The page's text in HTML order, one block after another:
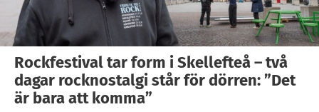
Rockfestival tar form i Skellefteå – två
dagar rocknostalgi står för dörren: ”Det
är bara att komma”